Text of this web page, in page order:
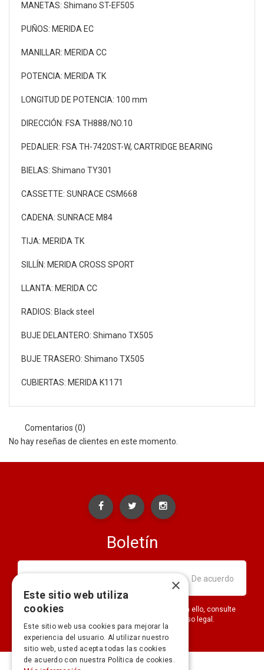
MANETAS: Shimano ST-EF505
PUÑOS: MERIDA EC
MANILLAR: MERIDA CC
POTENCIA: MERIDA TK
LONGITUD DE POTENCIA: 100 mm
DIRECCIÓN: FSA TH888/NO.10
PEDALIER: FSA TH-7420ST-W, CARTRIDGE BEARING
BIELAS: Shimano TY301
CASSETTE: SUNRACE CSM668
CADENA: SUNRACE M84
TIJA: MERIDA TK
SILLÍN: MERIDA CROSS SPORT
LLANTA: MERIDA CC
RADIOS: Black steel
BUJE DELANTERO: Shimano TX505
BUJE TRASERO: Shimano TX505
CUBIERTAS: MERIDA K1171
Comentarios (0)
No hay reseñas de clientes en este momento.
Boletín
Puede darse de baja en cualquier momento. Para ello, consulte
nuestra información de contacto en el aviso legal.
×
Este sitio web utiliza
cookies
Este sitio web usa cookies para mejorar la
experiencia del usuario. Al utilizar nuestro
sitio web, usted acepta todas las cookies
de acuerdo con nuestra Política de cookies.